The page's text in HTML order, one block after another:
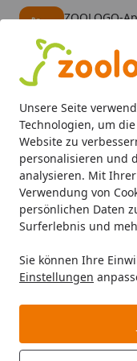
Unsere Seite
Technologien, um
Website zu
personalisieren und
analysieren. Mit
Verwendung von
persönlichen Daten
Surferlebnis und
Sie können Ihre
Einstellungen
ZOOLOGO-
Alle Produkte
Mein Konto
Suchen
Startseite
Hund
Bubeck
Hundesnack